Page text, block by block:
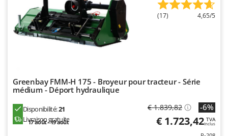
Rato
Reber
Redback
Ripartrak
River Systems
(17) 4,65/5
Greenbay FMM-H 175 - Broyeur pour tracteur - Série
médium - Déport hydraulique
Disponibilité:21
Livraison gratuite
17 août - 19 août
€ 1.839,82 -6%
€ 1.723,42 TVA
Inclus